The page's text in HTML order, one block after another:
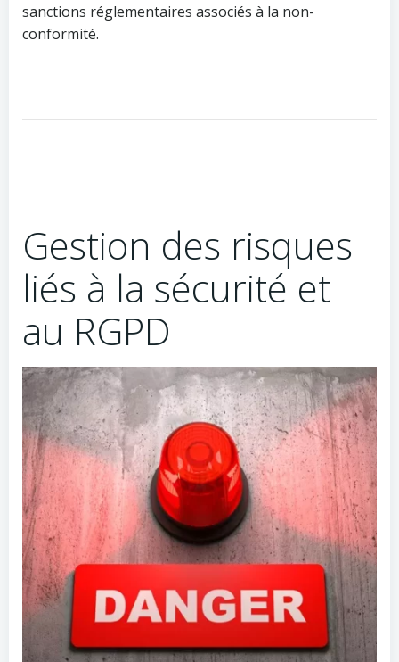
sanctions réglementaires associés à la non-
conformité.
Gestion des risques
liés à la sécurité et
au RGPD